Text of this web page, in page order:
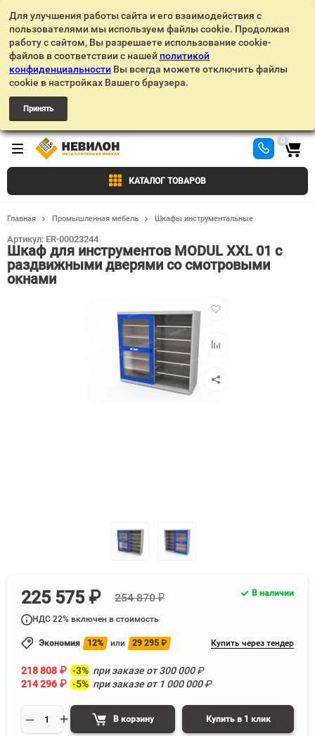
Для улучшения работы сайта и его взаимодействия с
пользователями мы используем файлы cookie. Продолжая
работу с сайтом, Вы разрешаете использование cookie-
файлов в соответствии с нашей политикой
конфиденциальности Вы всегда можете отключить файлы
cookie в настройках Вашего браузера.
Принять
КАТАЛОГ ТОВАРОВ
0
Главная Промышленная мебель Шкафы инструментальные
Шкаф для инструментов MODUL XXL 01 с
раздвижными дверями со смотровыми
окнами
Артикул: ER-00023244
Добавить
Добавить
225 575 ₽ 254 870 ₽
НДС 22% включен в стоимость
Экономия 12% или 29 295 ₽ Купить через тендер
218 808 ₽ -3% при заказе от300 000₽
214 296 ₽ -5% при заказе от 1 000 000₽
В корзину Купить в 1 клик
В наличии